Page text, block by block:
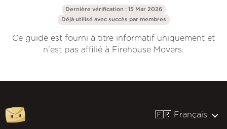
Dernière vérification : 15 Mar 2026
Déjà utilisé avec succès par membres
Ce guide est fourni à titre informatif uniquement et
n'est pas affilié à Firehouse Movers.
🇫🇷 Français